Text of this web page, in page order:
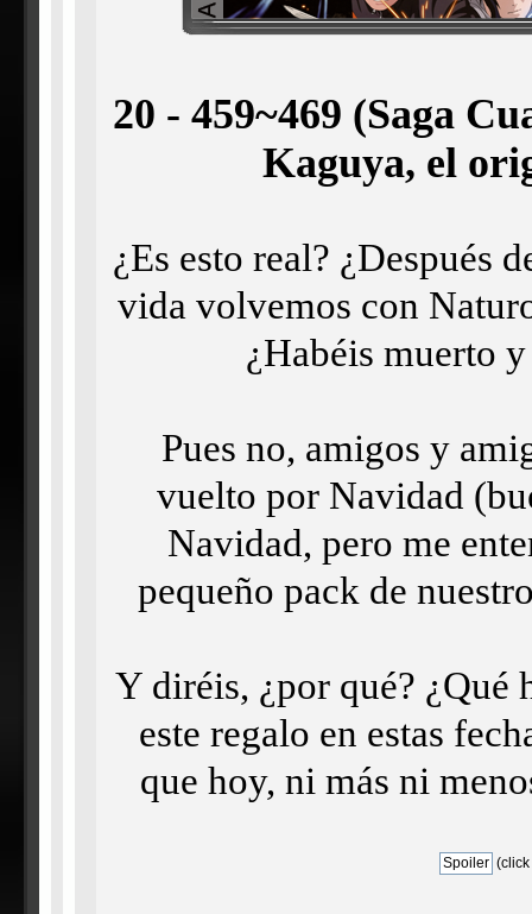
20 - 459~469 (Saga
Kaguya, el
¿Es esto real? ¿Después
vida volvemos con
¿Habéis muerto
Pues no, amigos y
vuelto por Navidad
Navidad, pero me
pequeño pack de
Y diréis, ¿por qué? ¿Qué
este regalo en estas
que hoy, ni más ni